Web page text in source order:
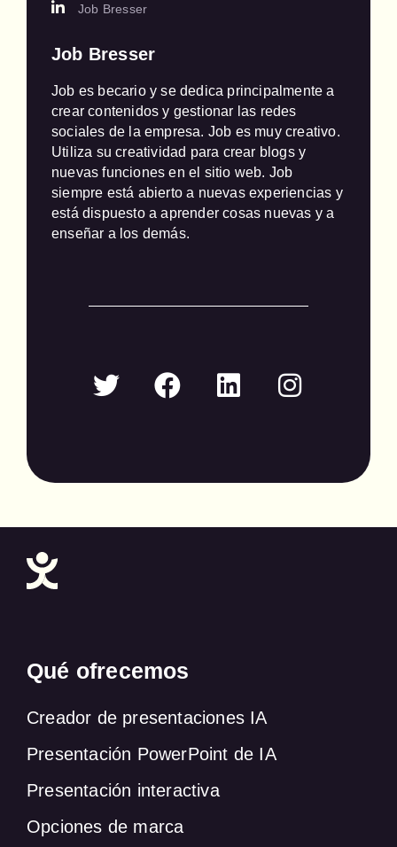
Job Bresser
Job Bresser
Job es becario y se dedica principalmente a
crear contenidos y gestionar las redes
sociales de la empresa. Job es muy creativo.
Utiliza su creatividad para crear blogs y
nuevas funciones en el sitio web. Job
siempre está abierto a nuevas experiencias y
está dispuesto a aprender cosas nuevas y a
enseñar a los demás.
Qué ofrecemos
Creador de presentaciones IA
Presentación PowerPoint de IA
Presentación interactiva
Opciones de marca